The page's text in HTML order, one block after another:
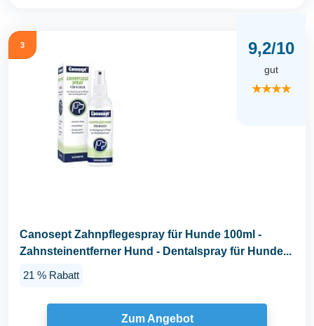
3 9,2/10
gut
★★★★
Canosept Zahnpflegespray für Hunde 100ml -
Zahnsteinentferner Hund - Dentalspray für Hunde...
21 % Rabatt
Zum Angebot